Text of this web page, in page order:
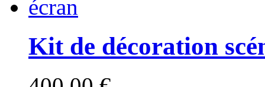
Kit de décoration